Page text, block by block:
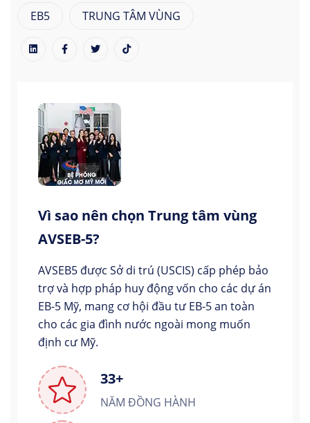
EB5 TRUNG TÂM VÙNG
Vì sao nên chọn Trung tâm vùng
AVSEB-5?
AVSEB5 được Sở di trú (USCIS) cấp phép bảo
trợ và hợp pháp huy động vốn cho các dự án
EB-5 Mỹ, mang cơ hội đầu tư EB-5 an toàn
cho các gia đình nước ngoài mong muốn
định cư Mỹ.
33+
NĂM ĐỒNG HÀNH